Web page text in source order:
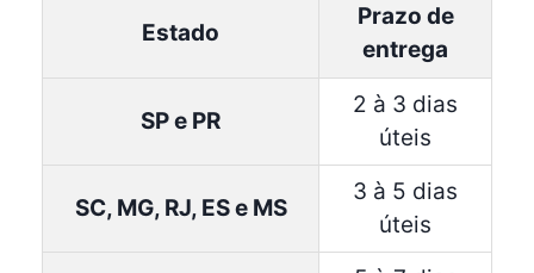
Estado
Prazo de
entrega
SP e PR
2 à 3 dias
úteis
SC, MG, RJ, ES e MS
3 à 5 dias
úteis